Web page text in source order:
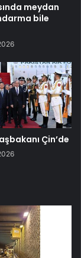
meydan
bile
Çin’de